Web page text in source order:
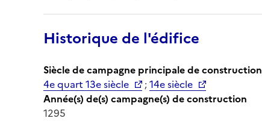
Historique de l'édifice
Siècle de campagne principale de construction
4e quart 13e siècle
;14e siècle
Année(s) de(s) campagne(s) de construction
1295